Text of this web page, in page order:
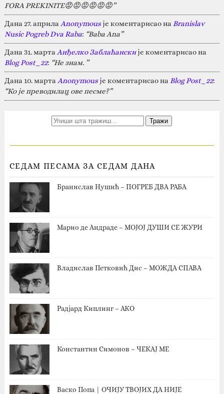
FORA PREKINITE😡😡😡😡😡😡”
Дана 27. априла Anonymousје коментарисао на Branislav
Nusic Pogreb Dva Raba: “Baba Ana”
Дана 31. марта Анђелко Заблаћанскије коментарисао на
Blog Post_22: “Не знам. ”
Дана 10. марта Anonymousје коментарисао на Blog Post_22:
“Ко је преводилац ове песме?”
СЕДАМ ПЕСАМА ЗА СЕДАМ ДАНА
Бранислав Нушић – ПОГРЕБ ДВА РАБА
Марио де Андраде – МОЈОЈ ДУШИ СЕ ЖУРИ
Владислав Петковић Дис – МОЖДА СПАВА
Радјард Киплинг – АКО
Константин Симонов – ЧЕКАЈ МЕ
Васко Попа | ОЧИЈУ ТВОЈИХ ДА НИЈЕ